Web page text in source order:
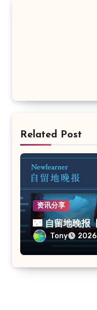
Related Post
资讯分享
🌃 自留地晚报
Tony